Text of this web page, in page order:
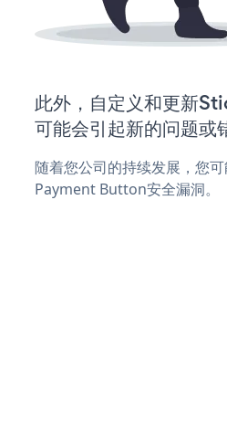
此外，自定义和更新
可能会引起新的问题或
随着您公司的持续发展，您
Payment Button安全漏洞。